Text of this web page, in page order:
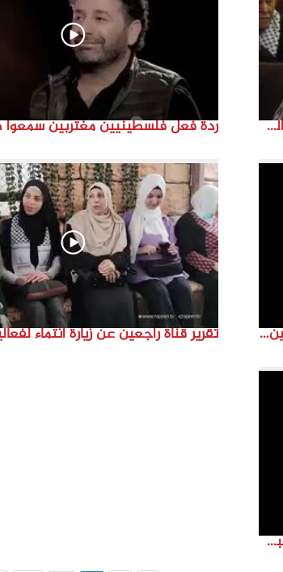
تقرير موقع بوابة اللاجئين حول مهرجان القرية الفلسطينية ( السميرية بلدتي)
النائب موسى هنطش، الأردن الحديث عن فلسطين والاقصى هو عنصر تحدي من تحديات الأُمة في تاريخها الطويل. #انتماء2022
الدكتور احمد محيسن. الامين العام للمؤتمر الشعبي لفلسطينيي الخارج